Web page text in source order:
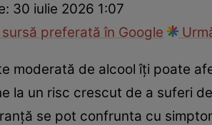
30 iulie 2026 1:07
preferată în Google
moderată de alcool îţi poate
la un risc crescut de a suferi
se pot confrunta cu